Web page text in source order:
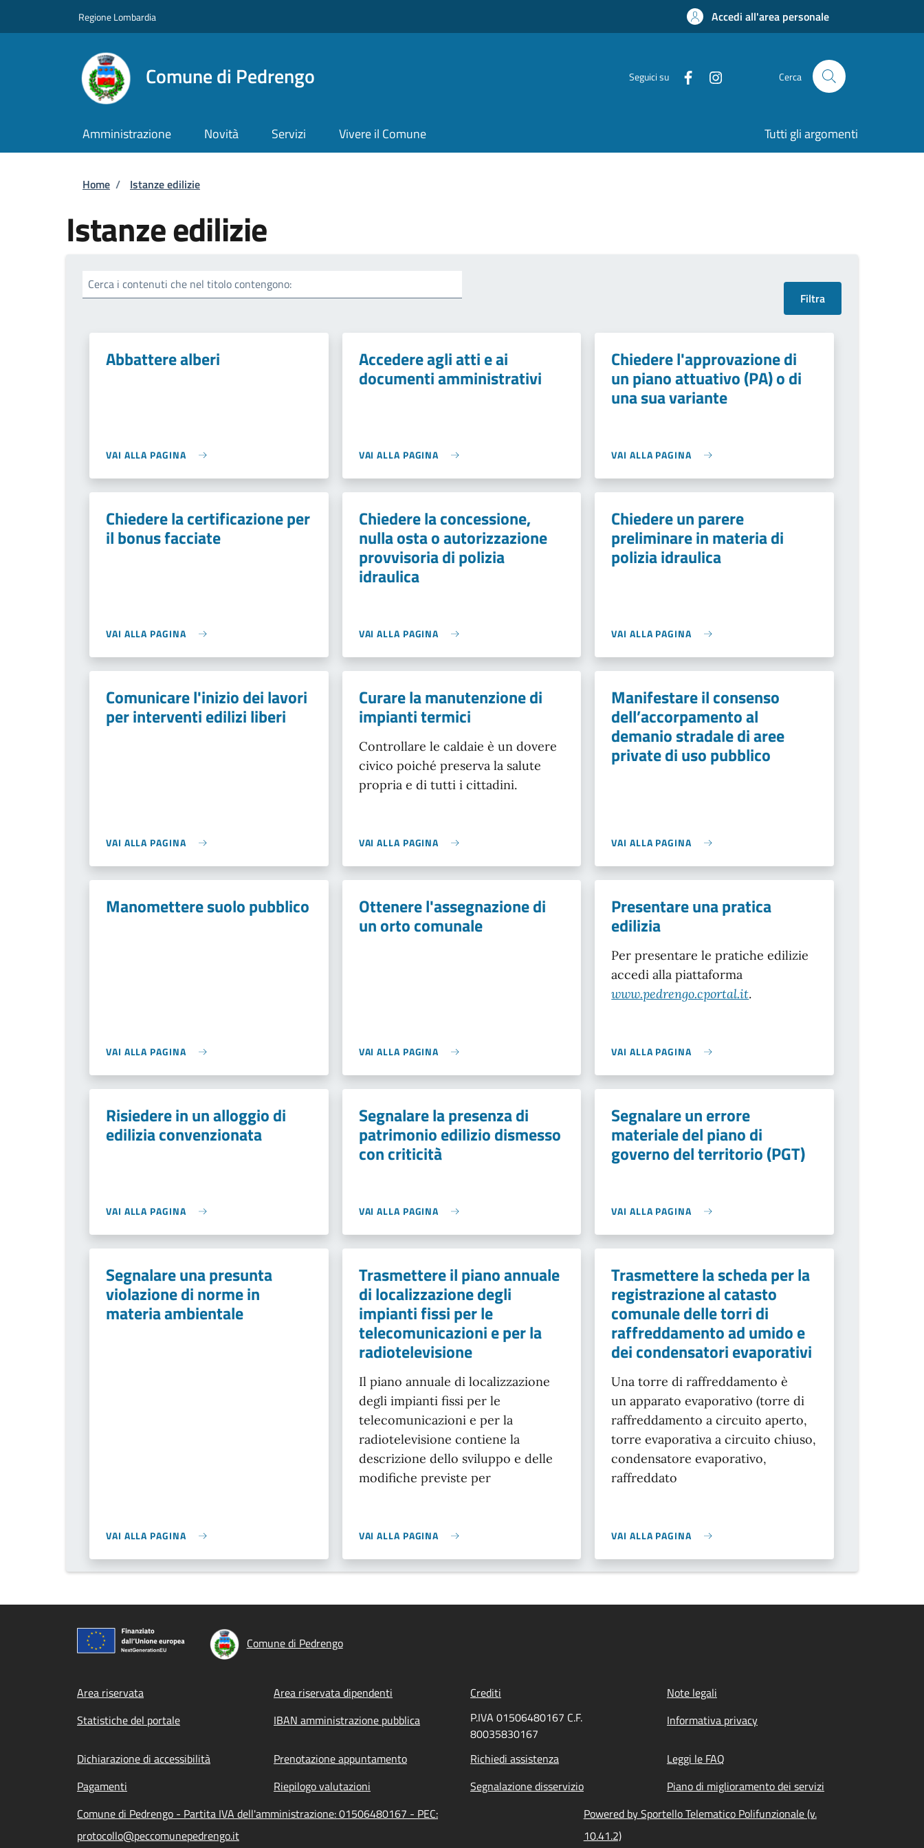
Regione Lombardia Accedi all'area personale
Comune di Pedrengo Seguici su Cerca
Amministrazione Novità Servizi Vivere il Comune Tutti gli argomenti
Briciole di pane
Home / Istanze edilizie
Istanze edilizie
Cerca i contenuti che nel titolo contengono:
Abbattere alberi
VAI ALLA PAGINA
Accedere agli atti e ai
documenti amministrativi
VAI ALLA PAGINA
Chiedere l'approvazione di
un piano attuativo (PA) o di
una sua variante
VAI ALLA PAGINA
Chiedere la certificazione per
il bonus facciate
VAI ALLA PAGINA
Chiedere la concessione,
nulla osta o autorizzazione
provvisoria di polizia
idraulica
VAI ALLA PAGINA
Chiedere un parere
preliminare in materia di
polizia idraulica
VAI ALLA PAGINA
Comunicare l'inizio dei lavori
per interventi edilizi liberi
VAI ALLA PAGINA
Curare la manutenzione di
impianti termici
Controllare le caldaie è un dovere
civico poiché preserva la salute
propria e di tutti i cittadini.
VAI ALLA PAGINA
Manifestare il consenso
dell’accorpamento al
demanio stradale di aree
private di uso pubblico
VAI ALLA PAGINA
Manomettere suolo pubblico
VAI ALLA PAGINA
Ottenere l'assegnazione di
un orto comunale
VAI ALLA PAGINA
Presentare una pratica
edilizia
Per presentare le pratiche edilizie
accedi alla piattaforma
www.pedrengo.cportal.it.
VAI ALLA PAGINA
Risiedere in un alloggio di
edilizia convenzionata
VAI ALLA PAGINA
Segnalare la presenza di
patrimonio edilizio dismesso
con criticità
VAI ALLA PAGINA
Segnalare un errore
materiale del piano di
governo del territorio (PGT)
VAI ALLA PAGINA
Segnalare una presunta
violazione di norme in
materia ambientale
VAI ALLA PAGINA
Trasmettere il piano annuale
di localizzazione degli
impianti fissi per le
telecomunicazioni e per la
radiotelevisione
Il piano annuale di localizzazione
degli impianti fissi per le
telecomunicazioni e per la
radiotelevisione contiene la
descrizione dello sviluppo e delle
modifiche previste per
VAI ALLA PAGINA
Trasmettere la scheda per la
registrazione al catasto
comunale delle torri di
raffreddamento ad umido e
dei condensatori evaporativi
Una torre di raffreddamento è
un apparato evaporativo (torre di
raffreddamento a circuito aperto,
torre evaporativa a circuito chiuso,
condensatore evaporativo,
raffreddato
VAI ALLA PAGINA
Comune di Pedrengo
Footer menu
Area riservata Area riservata dipendenti Crediti
Note legali
Statistiche del portale
IBAN amministrazione pubblica
P.IVA 01506480167 C.F.
80035830167
Informativa privacy
Dichiarazione di accessibilità Prenotazione appuntamento Richiedi assistenza
Leggi le FAQ
Pagamenti
Riepilogo valutazioni Segnalazione disservizio
Piano di miglioramento dei servizi
Comune di Pedrengo - Partita IVA dell'amministrazione: 01506480167 - PEC:
protocollo@peccomunepedrengo.it
Powered by Sportello Telematico Polifunzionale (v.
10.41.2)